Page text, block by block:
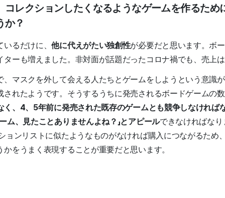
コレクションしたくなるようなゲームを作るため
か？
いるだけに、他に代えがたい独創性が必要だと思います。ボ
ターも増えました。非対面が話題だったコロナ禍でも、売上
、マスクを外して会える人たちとゲームをしようという意識
されたようです。そうするうちに発売されるボードゲームの
く、4、5年前に発売された既存のゲームとも競争しなければ
ム、見たことありませんよね？」とアピールできなければな
ョンリストに似たようなものがなければ購入につながるため
をうまく表現することが重要だと思います。